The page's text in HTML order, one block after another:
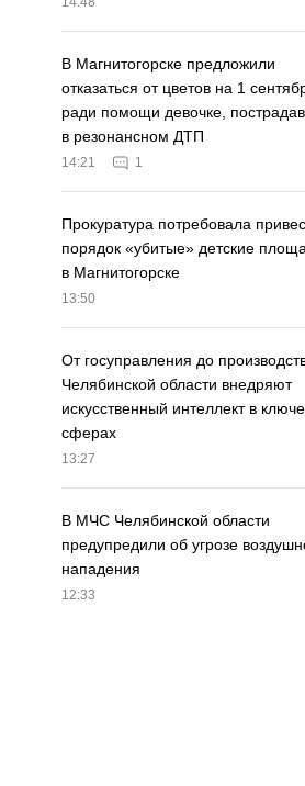
В Магнитогорске предложили
отказаться от цветов на 1
ради помощи девочке,
в резонансном ДТП
14:21 1
Прокуратура потребовала
порядок «убитые» детские
в Магнитогорске
13:50
От госуправления до
Челябинской области внедряют
искусственный интеллект в
сферах
13:27
В МЧС Челябинской области
предупредили об угрозе
нападения
12:33